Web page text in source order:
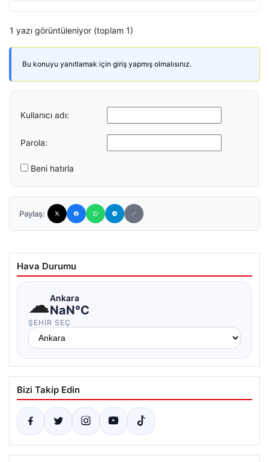
1 yazı görüntüleniyor (toplam 1)
Bu konuyu yanıtlamak için giriş yapmış olmalısınız.
Kullanıcı adı:
Parola:
Beni hatırla
Paylaş:
Hava Durumu
☁Ankara
NaN°C
ŞEHIR SEÇ
Bizi Takip Edin